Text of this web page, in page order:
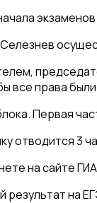
все права
Первая
отводится 3
на сайте
на